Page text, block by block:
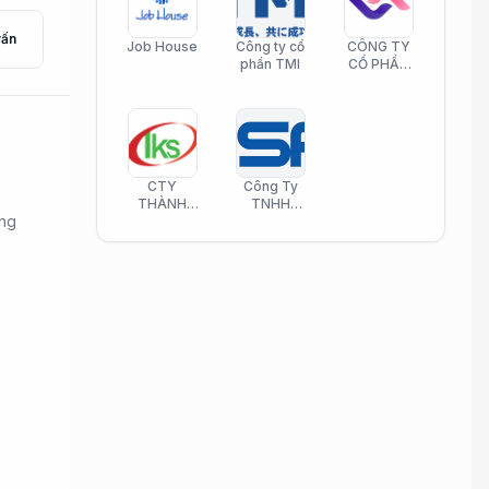
Job House
Công ty cổ
phần TMI
CÔNG TY
CỔ PHẦN
CTY
THÀNH
PHAMATECH
Công Ty
TNHH
Phần Mềm